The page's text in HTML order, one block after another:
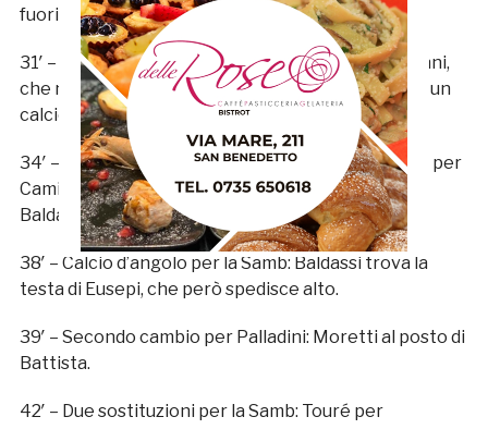
fuorigioco dell’attaccante sambenedettese.
31′ – Problemi per Kerjota dopo un duello con Nonni,
che ne era uscito vincitore guadagnandosi anche un
calcio di punizione.
34′ – Quarto cambio per l’Atletico Ascoli: Mengani per
Camilloni. Prima sostituzione, invece, per la Samb:
Baldassi prende il posto di Kerjota.
38′ – Calcio d’angolo per la Samb: Baldassi trova la
testa di Eusepi, che però spedisce alto.
39′ – Secondo cambio per Palladini: Moretti al posto di
Battista.
42′ – Due sostituzioni per la Samb: Touré per